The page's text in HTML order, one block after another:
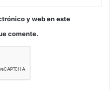
y web en este
comente.